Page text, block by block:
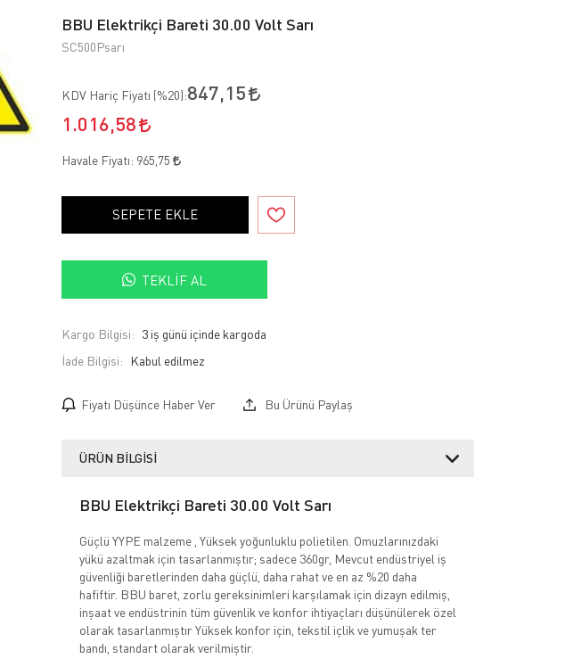
BBU Elektrikçi Bareti 30.00 Volt Sarı
SC500Psarı
KDV Hariç Fiyatı (%20):847,15
1.016,58
Havale Fiyatı: 965,75
SEPETE EKLE
TEKLIF AL
Kargo Bilgisi: 3 iş günü içinde kargoda
İade Bilgisi:
Fiyatı Düşünce Haber Ver Bu Ürünü Paylaş
ÜRÜN BILGISI
BBU Elektrikçi Bareti 30.00 Volt Sarı
Güçlü YYPE malzeme , Yüksek yoğunluklu polietilen. Omuzlarınızdaki
yükü azaltmak için tasarlanmıştır; sadece 360gr, Mevcut endüstriyel iş
güvenliği baretlerinden daha güçlü, daha rahat ve en az %20 daha
hafiftir. BBU baret, zorlu gereksinimleri karşılamak için dizayn edilmiş,
inşaat ve endüstrinin tüm güvenlik ve konfor ihtiyaçları düşünülerek özel
olarak tasarlanmıştır Yüksek konfor için, tekstil içlik ve yumuşak ter
bandı, standart olarak verilmiştir.